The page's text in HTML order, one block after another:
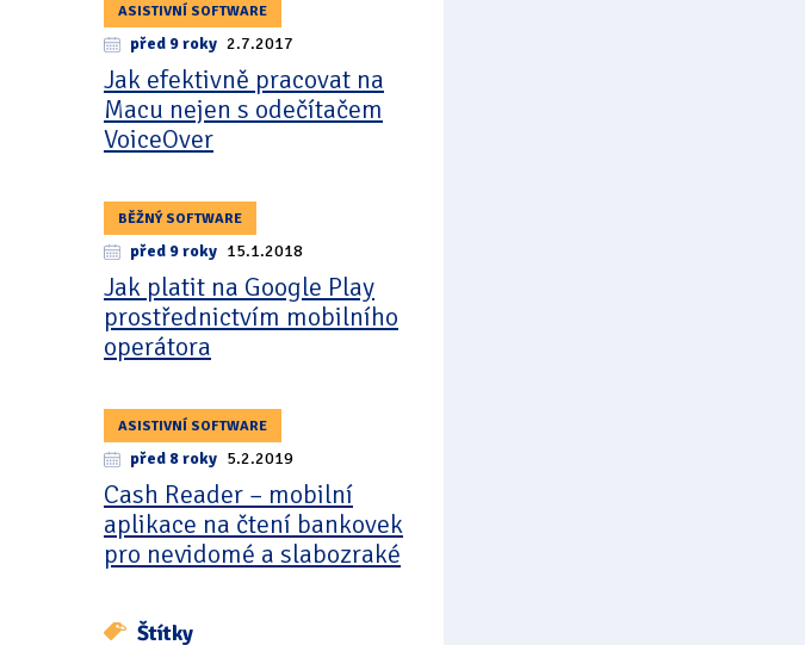
ASISTIVNÍ SOFTWARE
před 9 roky 2.7.2017
Jak efektivně pracovat na
Macu nejen s odečítačem
VoiceOver
BĚŽNÝ SOFTWARE
před 9 roky 15.1.2018
Jak platit na Google Play
prostřednictvím mobilního
operátora
ASISTIVNÍ SOFTWARE
před 8 roky 5.2.2019
Cash Reader – mobilní
aplikace na čtení bankovek
pro nevidomé a slabozraké
Štítky